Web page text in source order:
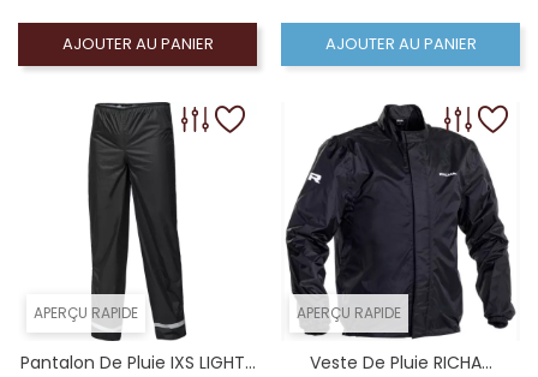
AJOUTER AU PANIER AJOUTER AU PANIER
APERÇU RAPIDE
Pantalon De Pluie IXS LIGHT...
APERÇU RAPIDE
Veste De Pluie RICHA...